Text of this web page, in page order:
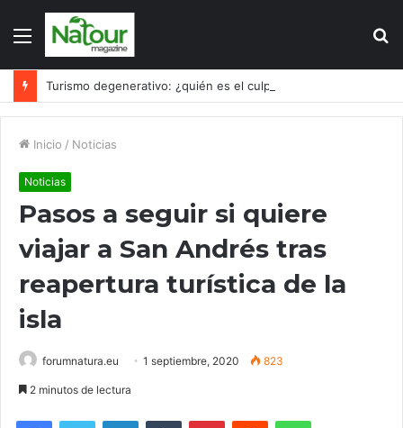
Menú
Inicio / Noticias
Noticias
Pasos a seguir si quiere
viajar a San Andrés tras
reapertura turística de la
isla
forumnatura.eu 1 septiembre, 2020 823
2 minutos de lectura
FacebookTwitter LinkedInTumblr PinterestReddit WhatsApp